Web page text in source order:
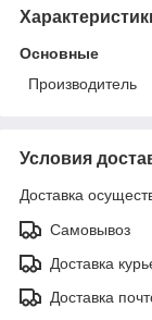
Основные
Производитель
Условия
Доставка
Самовывоз
Доставка
Доставка